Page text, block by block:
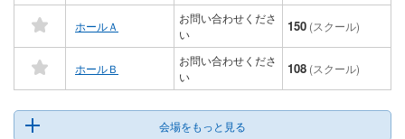
ホールＡ
お問い合わせくださ
い
150 (スクール)
ホールＢ
お問い合わせくださ
い
108 (スクール)
会場をもっと見る